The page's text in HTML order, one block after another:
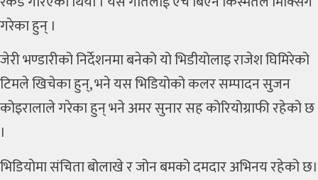
गरेका हुन् ।
जेरी भण्डारीको निर्देशनमा बनेको यो भिडीयोलाइ राजेश घिमिरेको
टिमले खिचेका हुन्, भने यस भिडियोको कलर सम्पादन सुजन
कोइरालाले गरेका हुन् भने अमर सुनार सह कोरियोग्राफी रहेको छ
।
भिडियोमा संचिता बोलाखे र जोन बमको दमदार अभिनय रहेको छ।